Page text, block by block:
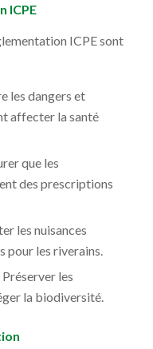
ICPE
ICPE sont
les dangers et
affecter la santé
que les
des prescriptions
les nuisances
pour les riverains.
Préserver les
la biodiversité.